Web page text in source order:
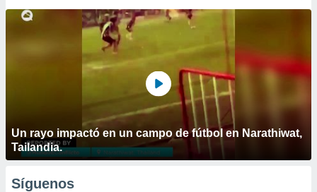
Un rayo impactó en un campo de fútbol en Narathiwat,
Tailandia.
Síguenos